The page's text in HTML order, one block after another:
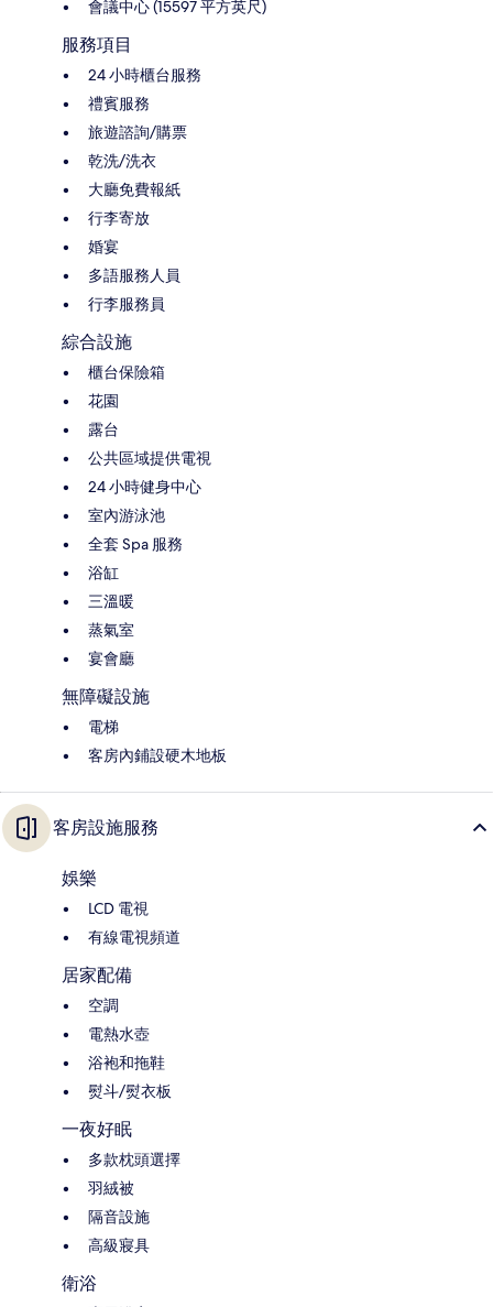
會議中心 (15597 平方英尺)
服務項目
24 小時櫃台服務
禮賓服務
旅遊諮詢/購票
乾洗/洗衣
大廳免費報紙
行李寄放
婚宴
多語服務人員
行李服務員
綜合設施
櫃台保險箱
花園
露台
公共區域提供電視
24 小時健身中心
室內游泳池
全套 Spa 服務
浴缸
三溫暖
蒸氣室
宴會廳
無障礙設施
電梯
客房內鋪設硬木地板
客房設施服務
娛樂
LCD 電視
有線電視頻道
居家配備
空調
電熱水壺
浴袍和拖鞋
熨斗/熨衣板
一夜好眠
多款枕頭選擇
羽絨被
隔音設施
高級寢具
衛浴